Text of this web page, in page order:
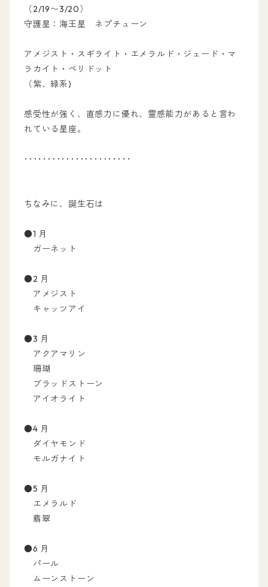
（2/19〜3/20）
守護星：海王星 ネプチューン
アメジスト・スギライト・エメラルド・ジェード・マ
ラカイト・ペリドット
（紫、緑系)
感受性が強く、直感力に優れ、霊感能力があると言わ
れている星座。
･･･････････････････････
ちなみに、誕生石は
●1 月
ガーネット
●2 月
アメジスト
キャッツアイ
●3 月
アクアマリン
珊瑚
ブラッドストーン
アイオライト
●4 月
ダイヤモンド
モルガナイト
●5 月
エメラルド
翡翠
●6 月
パール
ムーンストーン